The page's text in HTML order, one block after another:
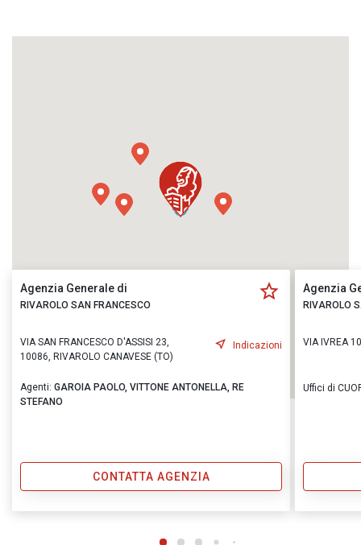
Agenzia Generale di
RIVAROLO SAN FRANCESCO
VIA SAN FRANCESCO D'ASSISI 23,
10086, RIVAROLO CANAVESE (TO)
Indicazioni
Agenti: GAROIA PAOLO, VITTONE ANTONELLA, RE
STEFANO
CONTATTA AGENZIA
Agenzia
RIVAROLO
VIA IVREA
Uffici di